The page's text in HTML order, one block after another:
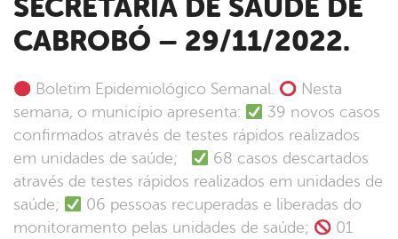
SECRETARIA DE SAÚDE DE
CABROBÓ – 29/11/2022.
Boletim Epidemiológico Semanal.
Nesta
semana, o município apresenta:
39 novos casos
confirmados através de testes rápidos realizados
em unidades de saúde;
68 casos descartados
através de testes rápidos realizados em unidades de
saúde;
06 pessoas recuperadas e liberadas do
monitoramento pelas unidades de saúde;
01